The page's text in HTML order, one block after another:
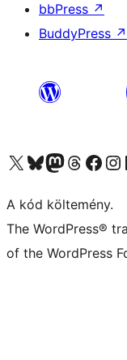
bbPress ↗
BuddyPress ↗
Visit our X (formerly Twitter) account
Visit our Bluesky account
TwitterVisit our Threads
Facebook
Visit
A kód költemény.
The WordPress®
of the WordPress